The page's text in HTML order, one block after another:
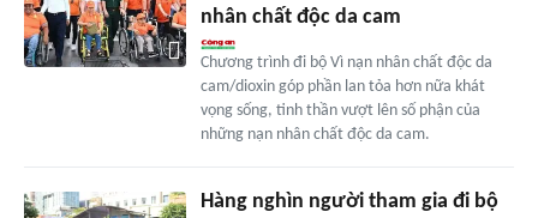
nhân chất độc da cam
Chương trình đi bộ Vì nạn nhân chất độc da
cam/dioxin góp phần lan tỏa hơn nữa khát
vọng sống, tinh thần vượt lên số phận của
những nạn nhân chất độc da cam.
Hàng nghìn người tham gia đi bộ